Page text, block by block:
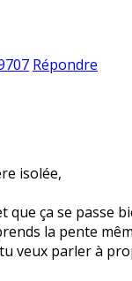
Répondre
isolée,
ça se passe
la pente
veux parler à